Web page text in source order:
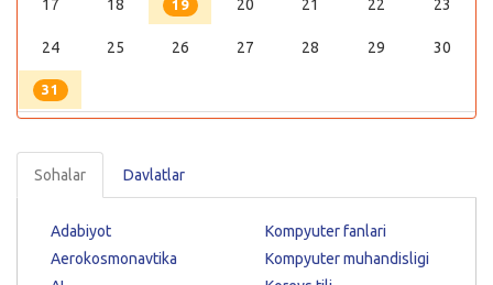
17 18 19 20 21 22 23
24 25 26 27 28 29 30
31
Sohalar Davlatlar
Adabiyot
Aerokosmonavtika
Kompyuter fanlari
Kompyuter muhandisligi